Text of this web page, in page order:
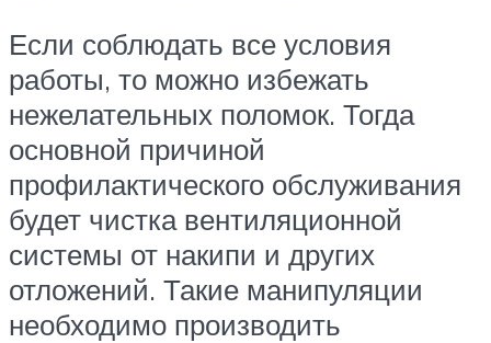
Если соблюдать все условия
работы, то можно избежать
нежелательных поломок. Тогда
основной причиной
профилактического обслуживания
будет чистка вентиляционной
системы от накипи и других
отложений. Такие манипуляции
необходимо производить